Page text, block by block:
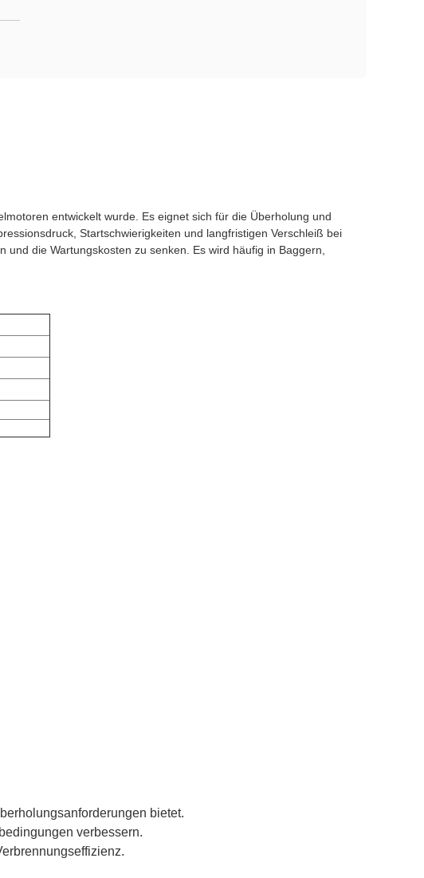
entwickelt wurde. Es eignet sich für die Überholung und
Startschwierigkeiten und langfristigen Verschleiß bei
die Wartungskosten zu senken. Es wird häufig in Baggern,
bietet.
verbessern.